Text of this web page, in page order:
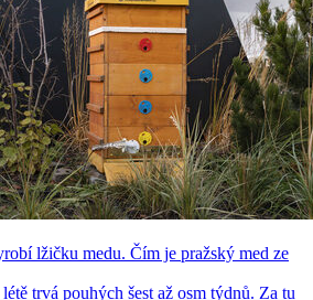
lžičku medu. Čím je pražský med ze
trvá pouhých šest až osm týdnů. Za tu